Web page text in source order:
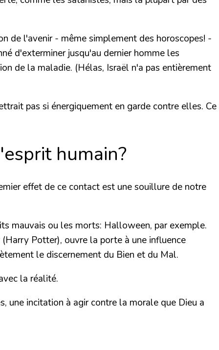
de l'avenir - même simplement des horoscopes! -
d'exterminer jusqu'au dernier homme les
de la maladie. (Hélas, Israël n'a pas entièrement
pas si énergiquement en garde contre elles. Ce
humain?
effet de ce contact est une souillure de notre
mauvais ou les morts: Halloween, par exemple.
Potter), ouvre la porte à une influence
le discernement du Bien et du Mal.
la réalité.
une incitation à agir contre la morale que Dieu a